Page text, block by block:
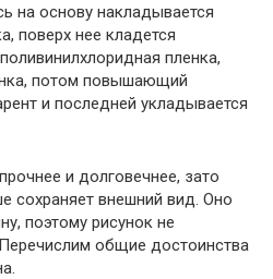
на основу накладывается
поверх нее кладется
пленка,
потом повышающий
и последней укладывается
и долговечнее, зато
сохраняет внешний вид. Оно
поэтому рисунок не
общие достоинства